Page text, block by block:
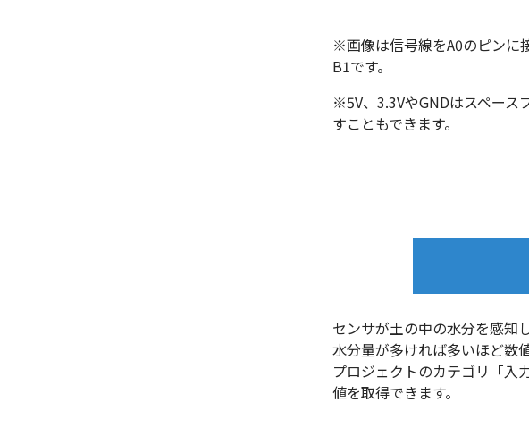
※画像は信号線をA0のピンに
B1です。
※5V、3.3VやGNDはスペース
すこともできます。
センサが土の中の水分を感知
水分量が多ければ多いほど数
プロジェクトのカテゴリ「入
値を取得できます。